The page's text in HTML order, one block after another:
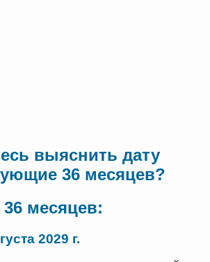
выяснить дату
36 месяцев?
36 месяцев:
2029 г.